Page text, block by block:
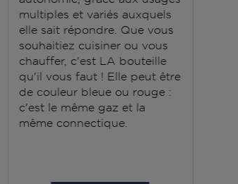
multiples et variés auxquels
elle sait répondre. Que vous
souhaitiez cuisiner ou vous
chauffer, c'est LA bouteille
qu'il vous faut ! Elle peut être
de couleur bleue ou rouge :
c'est le même gaz et la
même connectique.